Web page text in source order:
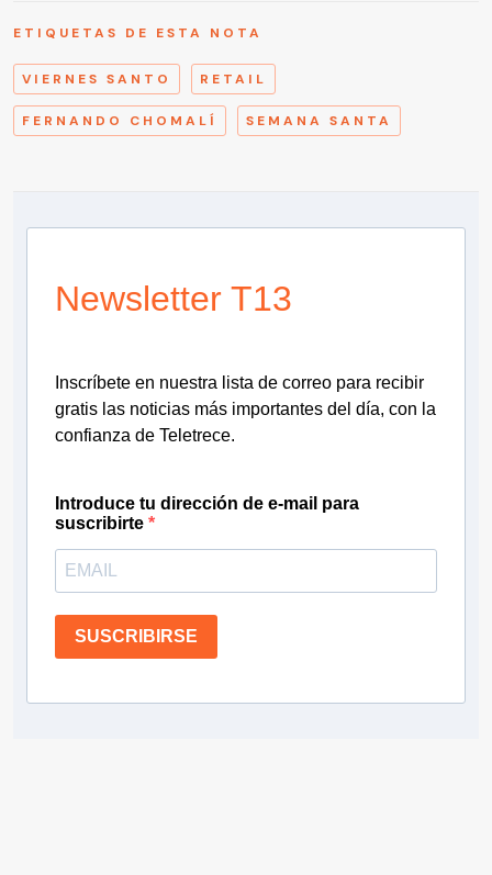
ETIQUETAS DE ESTA NOTA
VIERNES SANTO RETAIL
FERNANDO CHOMALÍ SEMANA SANTA
Newsletter T13
Inscríbete en nuestra lista de correo para recibir
gratis las noticias más importantes del día, con la
confianza de Teletrece.
Introduce tu dirección de e-mail para
suscribirte
SUSCRIBIRSE